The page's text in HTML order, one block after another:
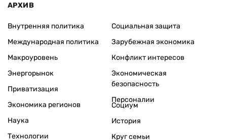
АРХИВ
Внутренняя политика
Международная политика
Макроуровень
Энергорынок
Приватизация
Экономика регионов
Социальная защита
Зарубежная экономика
Конфликт интересов
Экономическая
безопасность
Персоналии
Наука
Технологии
Социум
История
Круг семьи